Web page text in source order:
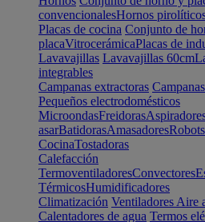
convencionalesHornos
Placas de cocina Conjunto de
placaVitrocerámicaPlacas de
Lavavajillas Lavavajillas 60cm
integrables
Campanas extractoras
Pequeños electrodomésticos
MicroondasFreidoras
asarBatidorasAmasadores
CocinaTostadoras
Calefacción
TermoventiladoresConvectores
TérmicosHumidificadores
Climatización Ventiladores Aire
Calentadores de agua Termos